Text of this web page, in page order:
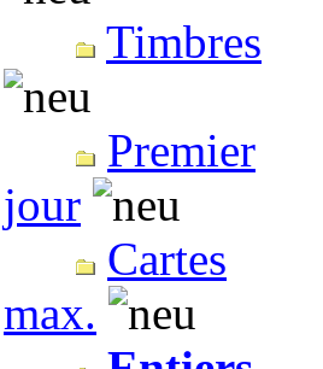
Timbres
Premier
jour
Cartes
max.